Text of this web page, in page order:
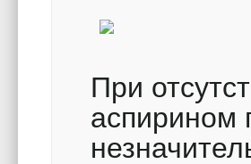
При
аспирином